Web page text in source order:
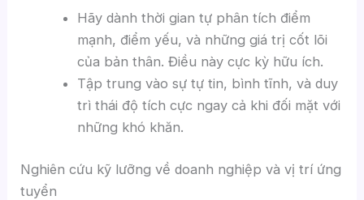
Hãy dành thời gian tự phân tích điểm
mạnh, điểm yếu, và những giá trị cốt lõi
của bản thân. Điều này cực kỳ hữu ích.
Tập trung vào sự tự tin, bình tĩnh, và duy
trì thái độ tích cực ngay cả khi đối mặt với
những khó khăn.
Nghiên cứu kỹ lưỡng về doanh nghiệp và vị trí ứng
tuyển